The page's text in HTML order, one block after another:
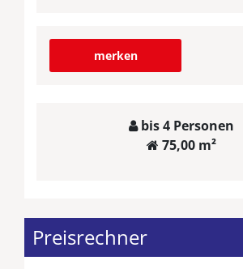
merken
bis 4 Personen
75,00 m²
Preisrechner